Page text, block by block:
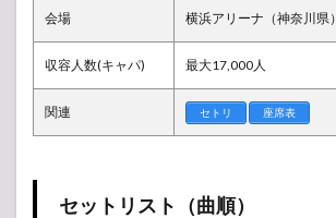
表
ライ
会場 横浜アリーナ（神奈川県）
収容人数(キャパ) 最大17,000人
関連 セトリ 座席表
セットリスト（曲順）